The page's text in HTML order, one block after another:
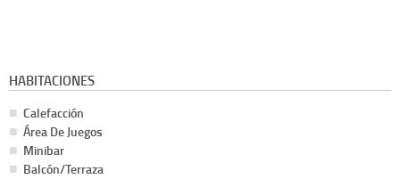
HABITACIONES
Calefacción
Área De Juegos
Minibar
Balcón/Terraza